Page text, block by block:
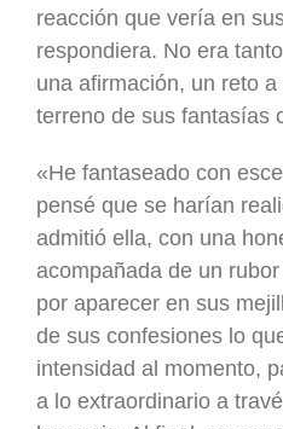
reacción que vería en
respondiera. No era
una afirmación, un reto
terreno de sus fantasías
«He fantaseado con
pensé que se harían
admitió ella, con una
acompañada de un
por aparecer en sus
de sus confesiones lo
intensidad al momento,
a lo extraordinario a